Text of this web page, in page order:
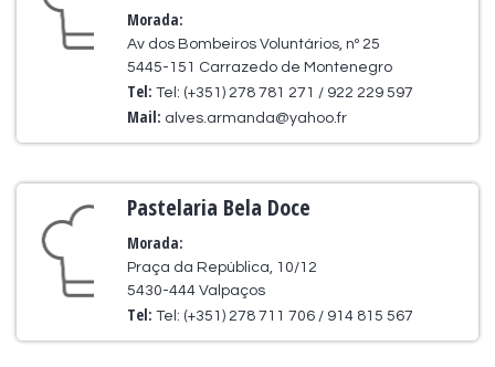
Morada:
Av dos Bombeiros Voluntários, nº 25
5445-151 Carrazedo de Montenegro
Tel:Tel: (+351) 278 781 271 / 922 229 597
Mail: alves.armanda@yahoo.fr
Pastelaria Bela Doce
Morada:
Praça da República, 10/12
5430-444 Valpaços
Tel:Tel: (+351) 278 711 706 / 914 815 567